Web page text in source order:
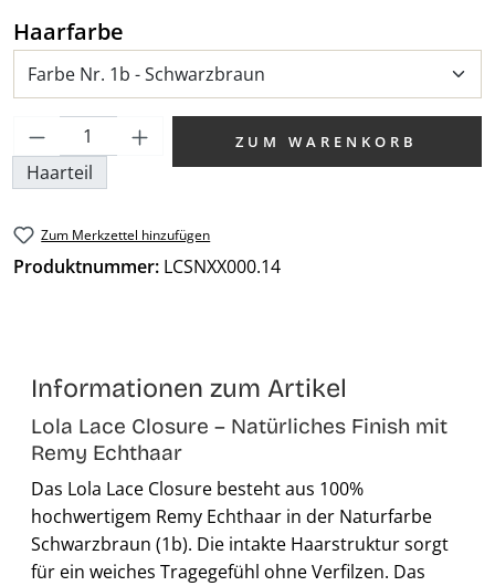
Haarfarbe
Produkt Anzahl: Gib den gewünschten
Haarteil
ZUM WARENKORB
Zum Merkzettel hinzufügen
Produktnummer: LCSNXX000.14
Informationen zum Artikel
Lola Lace Closure – Natürliches Finish mit
Remy Echthaar
Das Lola Lace Closure besteht aus 100%
hochwertigem Remy Echthaar in der Naturfarbe
Schwarzbraun (1b). Die intakte Haarstruktur sorgt
für ein weiches Tragegefühl ohne Verfilzen. Das